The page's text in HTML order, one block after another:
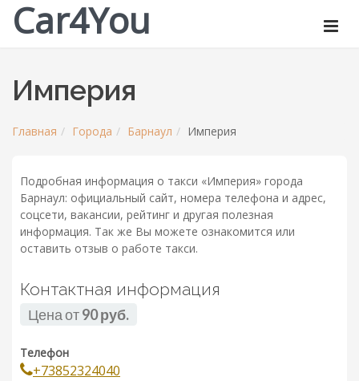
Car4You
Империя
Главная Города Барнаул Империя
Подробная информация о такси «Империя» города
Барнаул: официальный сайт, номера телефона и адрес,
соцсети, вакансии, рейтинг и другая полезная
информация. Так же Вы можете ознакомится или
оставить отзыв о работе такси.
Контактная информация
Цена от90 руб.
Телефон
+73852324040